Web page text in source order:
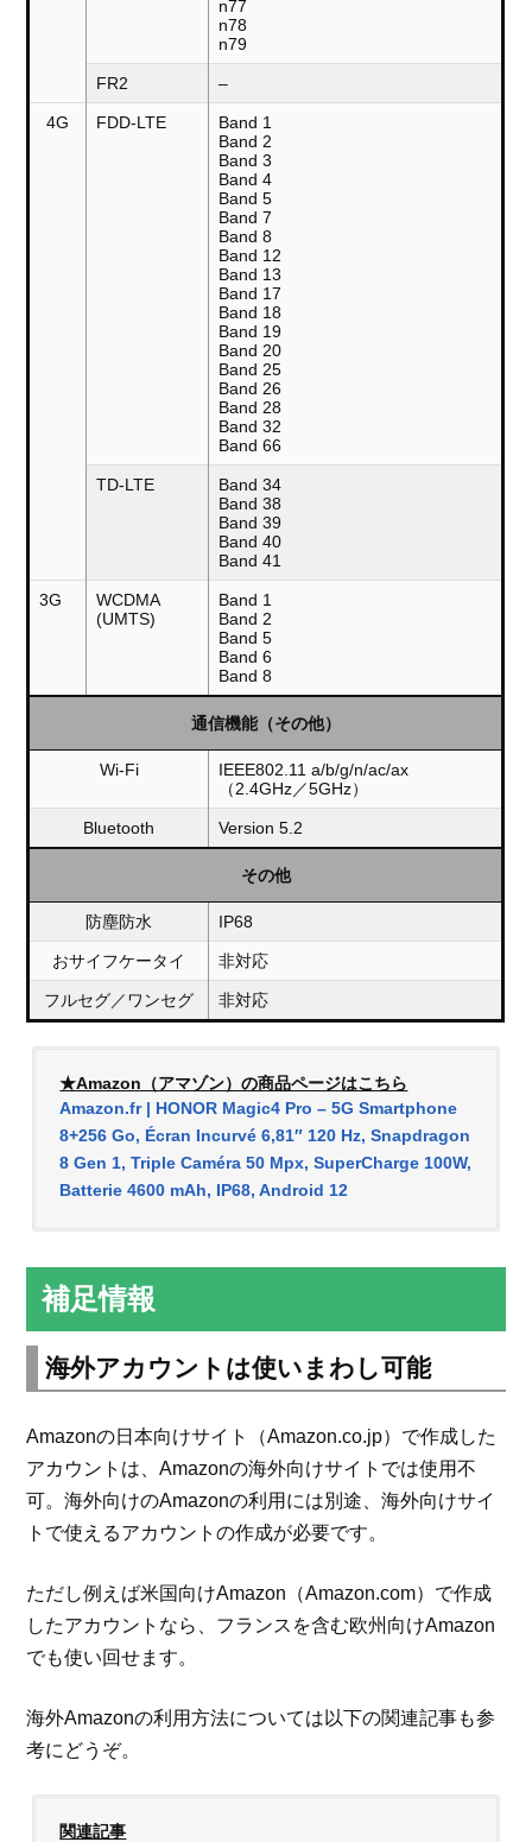
n77
n78
n79
FR2 –
4G FDD-LTE
Band 1
Band 2
Band 3
Band 4
Band 5
Band 7
Band 8
Band 12
Band 13
Band 17
Band 18
Band 19
Band 20
Band 25
Band 26
Band 28
Band 32
Band 66
TD-LTE
Band 34
Band 38
Band 39
Band 40
Band 41
3G
WCDMA
(UMTS)
Band 1
Band 2
Band 5
Band 6
Band 8
通信機能（その他）
Wi-Fi
IEEE802.11 a/b/g/n/ac/ax
（2.4GHz／5GHz）
Bluetooth Version 5.2
その他
防塵防水 IP68
おサイフケータイ 非対応
フルセグ／ワンセグ 非対応
★Amazon（アマゾン）の商品ページはこちら
Amazon.fr | HONOR Magic4 Pro – 5G Smartphone
8+256 Go, Écran Incurvé 6,81″ 120 Hz, Snapdragon
8 Gen 1, Triple Caméra 50 Mpx, SuperCharge 100W,
Batterie 4600 mAh, IP68, Android 12
補足情報
海外アカウントは使いまわし可能
Amazonの日本向けサイト（Amazon.co.jp）で作成した
アカウントは、Amazonの海外向けサイトでは使用不
可。海外向けのAmazonの利用には別途、海外向けサイ
トで使えるアカウントの作成が必要です。
ただし例えば米国向けAmazon（Amazon.com）で作成
したアカウントなら、フランスを含む欧州向けAmazon
でも使い回せます。
海外Amazonの利用方法については以下の関連記事も参
考にどうぞ。
関連記事